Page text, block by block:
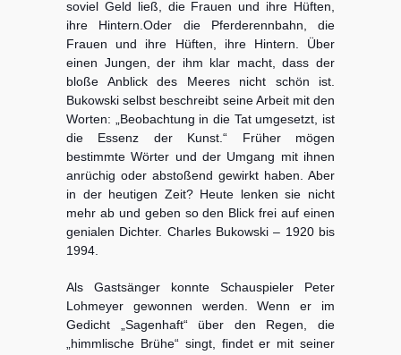
soviel Geld ließ, die Frauen und ihre Hüften,
ihre Hintern.Oder die Pferderennbahn, die
Frauen und ihre Hüften, ihre Hintern. Über
einen Jungen, der ihm klar macht, dass der
bloße Anblick des Meeres nicht schön ist.
Bukowski selbst beschreibt seine Arbeit mit den
Worten: „Beobachtung in die Tat umgesetzt, ist
die Essenz der Kunst.“ Früher mögen
bestimmte Wörter und der Umgang mit ihnen
anrüchig oder abstoßend gewirkt haben. Aber
in der heutigen Zeit? Heute lenken sie nicht
mehr ab und geben so den Blick frei auf einen
genialen Dichter. Charles Bukowski – 1920 bis
1994.
Als Gastsänger konnte Schauspieler Peter
Lohmeyer gewonnen werden. Wenn er im
Gedicht „Sagenhaft“ über den Regen, die
„himmlische Brühe“ singt, findet er mit seiner